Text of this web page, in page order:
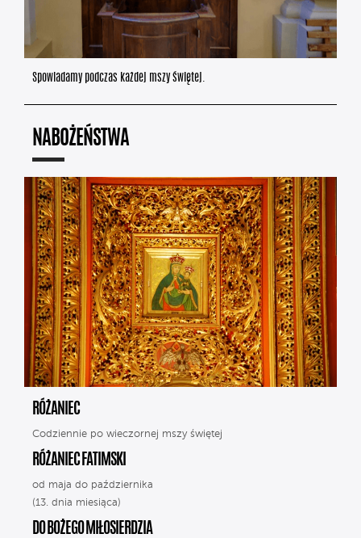
Spowiadamy podczas każdej mszy świętej.
NABOŻEŃSTWA
RÓŻANIEC
Codziennie po wieczornej mszy świętej
RÓŻANIEC FATIMSKI
od maja do października
(13. dnia miesiąca)
DO BOŻEGO MIŁOSIERDZIA